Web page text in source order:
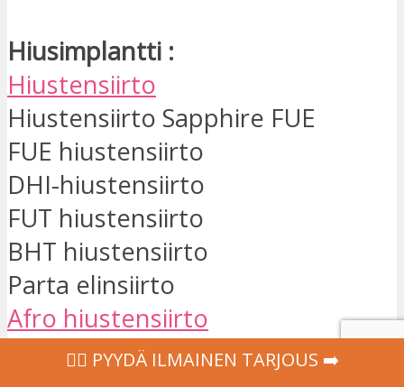
Hiusimplantti :
Hiustensiirto
Hiustensiirto Sapphire FUE
FUE hiustensiirto
DHI-hiustensiirto
FUT hiustensiirto
BHT hiustensiirto
Parta elinsiirto
Afro hiustensiirto
Kulmien siirto
‍👩‍⚕ PYYDÄ ILMAINEN TARJOUS ➡️